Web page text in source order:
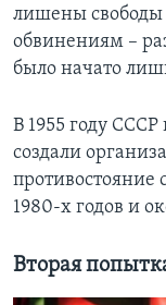
лишены свободы
обвинениям –
было начато
В 1955 году
создали
противостояние
1980-х годов и
Вторая